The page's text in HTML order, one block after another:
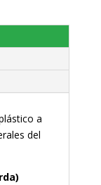
a
del